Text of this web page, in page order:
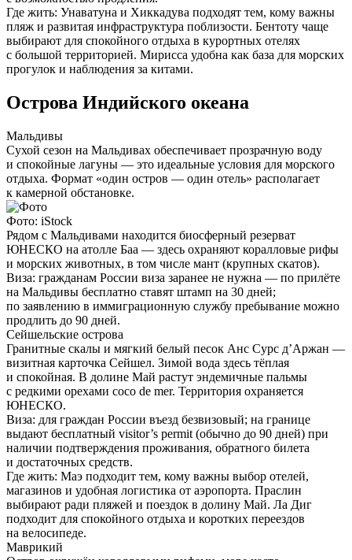
Где жить: Унаватуна и Хиккадува подходят тем, кому важны
пляж и развитая инфраструктура поблизости. Бентоту чаще
выбирают для спокойного отдыха в курортных отелях
с большой территорией. Мирисса удобна как база для морских
прогулок и наблюдения за китами.
Острова Индийского океана
Мальдивы
Сухой сезон на Мальдивах обеспечивает прозрачную воду
и спокойные лагуны — это идеальные условия для морского
отдыха. Формат «один остров — один отель» располагает
к камерной обстановке.
Фото: iStock
Рядом с Мальдивами находится биосферный резерват
ЮНЕСКО на атолле Баа — здесь охраняют коралловые рифы
и морских животных, в том числе мант (крупных скатов).
Виза: гражданам России виза заранее не нужна — по прилёте
на Мальдивы бесплатно ставят штамп на 30 дней;
по заявлению в иммиграционную службу пребывание можно
продлить до 90 дней.
Сейшельские острова
Гранитные скалы и мягкий белый песок Анс Сурс д’Аржан —
визитная карточка Сейшел. Зимой вода здесь тёплая
и спокойная. В долине Май растут эндемичные пальмы
с редкими орехами coco de mer. Территория охраняется
ЮНЕСКО.
Виза: для граждан России въезд безвизовый; на границе
выдают бесплатный visitor’s permit (обычно до 90 дней) при
наличии подтверждения проживания, обратного билета
и достаточных средств.
Где жить: Маэ подходит тем, кому важны выбор отелей,
магазинов и удобная логистика от аэропорта. Праслин
выбирают ради пляжей и поездок в долину Май. Ла Диг
подходит для спокойного отдыха и коротких переездов
на велосипеде.
Маврикий